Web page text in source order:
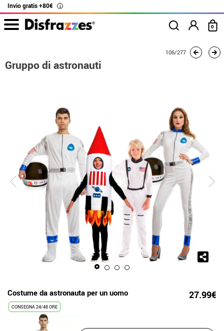
Invio gratis +80€ i
0
Gruppo di astronauti106/277
Gruppo di astronauti
Costume da astronauta per un uomo 27.99€
CONSEGNA 24/48 ORE